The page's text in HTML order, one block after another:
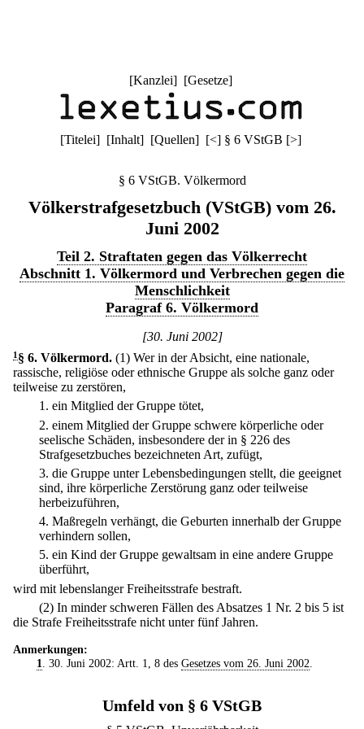
[Kanzlei] [Gesetze]
[Titelei] [Inhalt] [Quellen] [<] § 6 VStGB [>]
§ 6 VStGB. Völkermord
Völkerstrafgesetzbuch (VStGB) vom 26.
Juni 2002
Teil 2. Straftaten gegen das Völkerrecht
Abschnitt 1. Völkermord und Verbrechen gegen die
Menschlichkeit
Paragraf 6. Völkermord
[30. Juni 2002]
1 § 6. Völkermord. (1) Wer in der Absicht, eine nationale,
rassische, religiöse oder ethnische Gruppe als solche ganz oder
teilweise zu zerstören,
1. ein Mitglied der Gruppe tötet,
2. einem Mitglied der Gruppe schwere körperliche oder
seelische Schäden, insbesondere der in § 226 des
Strafgesetzbuches bezeichneten Art, zufügt,
3. die Gruppe unter Lebensbedingungen stellt, die geeignet
sind, ihre körperliche Zerstörung ganz oder teilweise
herbeizuführen,
4. Maßregeln verhängt, die Geburten innerhalb der Gruppe
verhindern sollen,
5. ein Kind der Gruppe gewaltsam in eine andere Gruppe
überführt,
wird mit lebenslanger Freiheitsstrafe bestraft.
(2) In minder schweren Fällen des Absatzes 1 Nr. 2 bis 5 ist
die Strafe Freiheitsstrafe nicht unter fünf Jahren.
Anmerkungen:
1
. 30. Juni 2002: Artt. 1, 8 des Gesetzes vom 26. Juni 2002
Umfeld von § 6 VStGB